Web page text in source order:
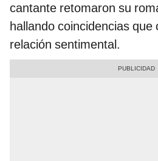
cantante retomaron su
hallando coincidencias
relación sentimental.